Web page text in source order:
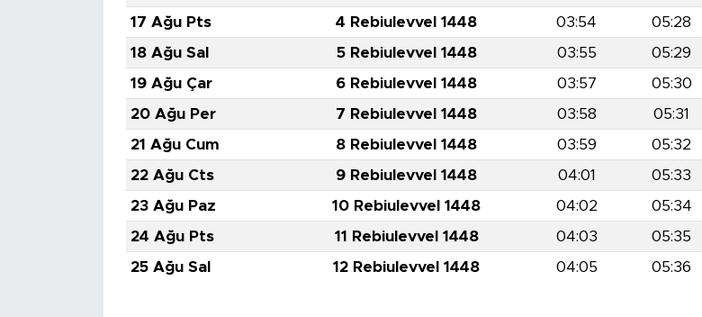
17 Ağu Pts
4 Rebiulevvel 1448 03:54 05:28
18 Ağu Sal
5 Rebiulevvel 1448 03:55 05:29
19 Ağu Çar
6 Rebiulevvel 1448 03:57 05:30
20 Ağu Per
7 Rebiulevvel 1448 03:58 05:31
21 Ağu Cum
8 Rebiulevvel 1448 03:59 05:32
22 Ağu Cts
9 Rebiulevvel 1448 04:01 05:33
23 Ağu Paz
10 Rebiulevvel 1448 04:02 05:34
24 Ağu Pts
11 Rebiulevvel 1448 04:03 05:35
25 Ağu Sal
12 Rebiulevvel 1448 04:05 05:36